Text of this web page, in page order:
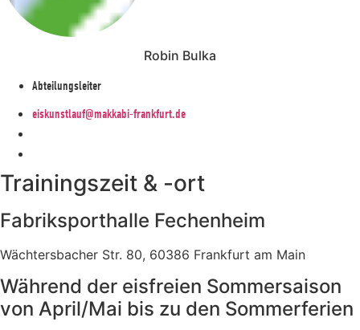
Robin Bulka
Abteilungsleiter
eiskunstlauf@makkabi-frankfurt.de
Trainingszeit & -ort
Fabriksporthalle Fechenheim
Wächtersbacher Str. 80, 60386 Frankfurt am Main
Während der eisfreien Sommersaison
von April/Mai bis zu den Sommerferien